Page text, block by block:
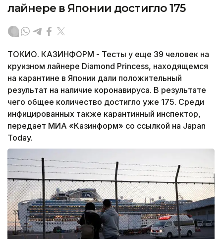
лайнере в Японии достигло 175
ТОКИО. КАЗИНФОРМ - Тесты у еще 39 человек на
круизном лайнере Diamond Princess, находящемся
на карантине в Японии дали положительный
результат на наличие коронавируса. В результате
чего общее количество достигло уже 175. Среди
инфицированных также карантинный инспектор,
передает МИА «Казинформ» со ссылкой на Japan
Today.